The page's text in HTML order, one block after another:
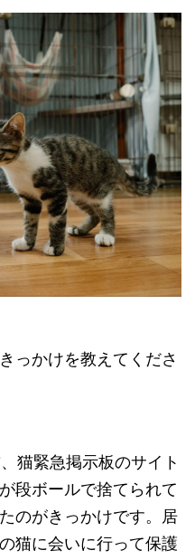
っかけを教えてくださ
猫緊急掲示板のサイト
段ボールで捨てられて
のがきっかけです。居
猫に会いに行って保護